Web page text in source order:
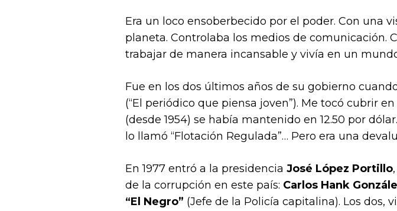
Era un loco ensoberbecido por el poder. Con una
planeta. Controlaba los medios de comunicación.
trabajar de manera incansable y vivía en un
Fue en los dos últimos años de su gobierno
(“El periódico que piensa joven”). Me tocó cubrir
(desde 1954) se había mantenido en 12.50 por
lo llamó “Flotación Regulada”… Pero era una
En 1977 entró a la presidencia José López Portillo
de la corrupción en este país: Carlos Hank
“El Negro” (Jefe de la Policía capitalina). Los dos,